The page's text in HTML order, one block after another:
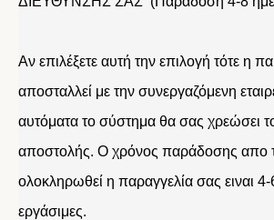
Αν επιλέξετε αυτή την επιλογή τότε η
αποσταλλεί με την συνεργαζόμενη
αυτόματα το σύστημα θα σας χρεώσει
αποστολής. Ο χρόνος παράδοσης απο
ολοκληρωθεί η παραγγελία σας ειναι 4-
εργάσιμες.